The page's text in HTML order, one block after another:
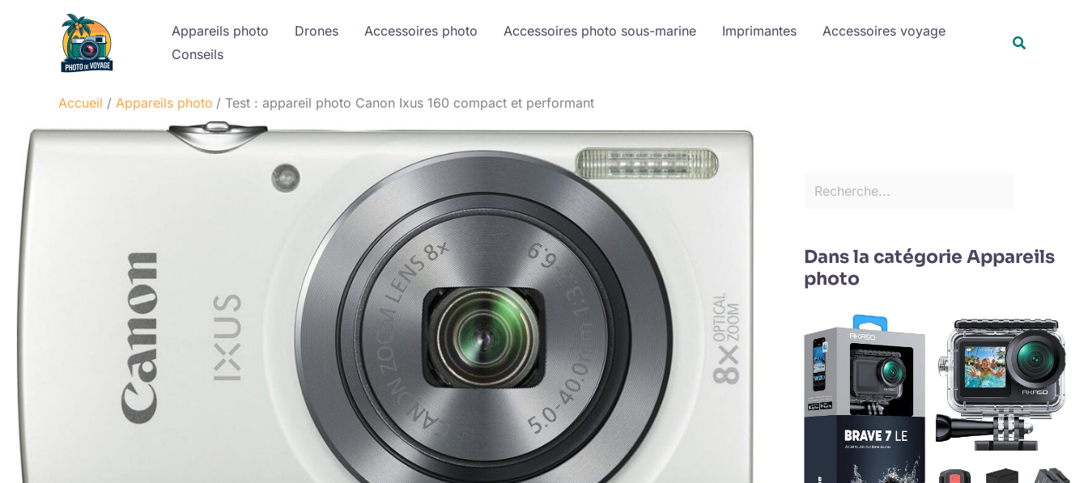
Appareils photo Drones Accessoires photo Accessoires photo sous-marine Imprimantes
Accessoires voyage
Conseils
Accueil Appareils photo Test : appareil photo Canon Ixus 160 compact et performant
r
Dans la catégorie Appareils
photo